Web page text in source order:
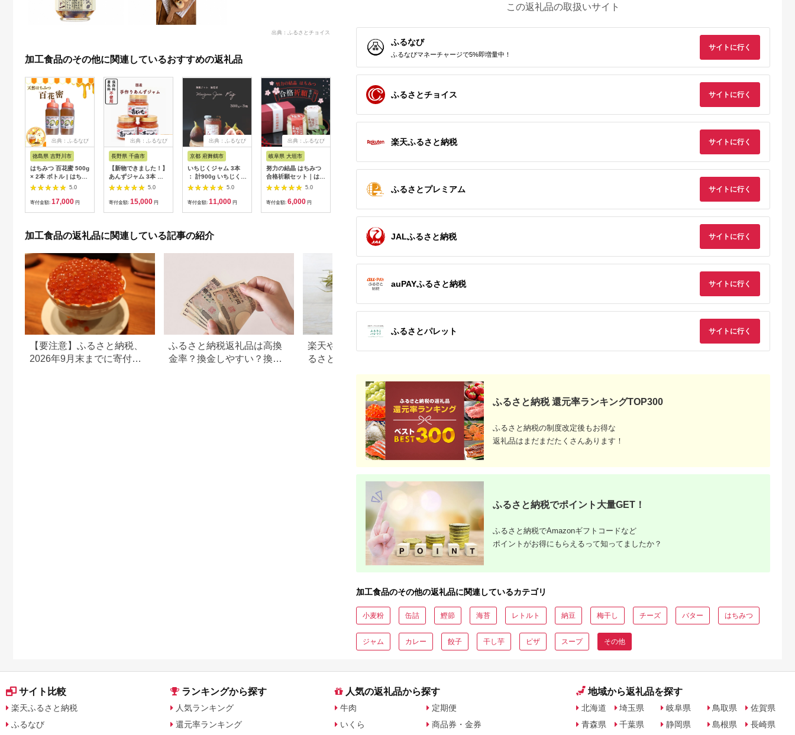
出典：ふるさとチョイス
加工食品のその他に関連しているおすすめの返礼品
出典：ふるなび
徳島県 吉野川市
はちみつ 百花蜜 500g
× 2本 ボトル | はちみ
つ
5.0
寄付金額: 17,000 円
出典：ふるなび
長野県 千曲市
【新物できました！】
あんずジャム 3本 あ
んずの里の「手づくり
杏じゃむ」|ジャム
5.0
寄付金額: 15,000 円
出典：ふるなび
京都 府舞鶴市
いちじくジャム 3本
： 計900g いちじく
ジャム
5.0
寄付金額: 11,000 円
出典：ふるなび
岐阜県 大垣市
努力の結晶 はちみつ
合格祈願セット｜はち
みつ
5.0
寄付金額: 6,000 円
出典：ふるなび
玉東町の自然に育まれ
【ハニーローザ】【イ
チゴ(ゆうべに)】コン
《60日以内に出荷予
定(土日祝除く)》熊本
県玉名郡玉東町 ぷら
っとぎょくとう
出典：ふるなび
鶴居村 鶴居蜂蜜 200
域の美しい村で取れた
蜂蜜（はちみつ ハチ
無加工 無添加 加熱無
し 納税 ふるなび ）
【無添加】和歌山産
【1489742】
はちみつ セット 2種
ハチミツ
出典：ふるなび
【スティックはちみ
2.5g×100本入 | はち
12,000円
鹿児島県 霧島市
K-126-B ＜数量限定
＞霧島産百花蜜
＜無添加 非加熱 着色
料・保存料不使用＞
純粋ハチミツ 100%
然【冨吉養蜂】霧島
はちみつ 蜂蜜 ハニー
純粋 純国産
寄付金額:12,000
加工食品の返礼品に関連している記事の紹介
【要注意】ふるさと納税、
2026年9月末までに寄付し
ふるさと納税返礼品は高換
金率？換金しやすい？換金
楽天やふるなびで人気！ふ
るさと納税「3,000円」の返
この返礼品の取扱いサイト
ふるなび
ふるなびマネーチャージで5%即増量中！
サイトに行く
ふるさとチョイス サイトに行く
楽天ふるさと納税 サイトに行く
ふるさとプレミアム サイトに行く
JALふるさと納税 サイトに行く
auPAYふるさと納税 サイトに行く
ふるさとパレット サイトに行く
ふるさと納税 還元率ランキングTOP300
ふるさと納税の制度改定後もお得な
返礼品はまだまだたくさんあります！
ふるさと納税でポイント大量GET！
ふるさと納税でAmazonギフトコードなど
ポイントがお得にもらえるって知ってましたか？
加工食品のその他の返礼品に関連しているカテゴリ
小麦粉 缶詰 鰹節 海苔 レトルト 納豆 梅干し チーズ バター はちみつ
ジャム カレー 餃子 干し芋 ピザ スープ その他
サイト比較
楽天ふるさと納税
ふるなび
ランキングから探す
人気ランキング
還元率ランキング
人気の返礼品から探す
牛肉
いくら
定期便
商品券・金券
地域から返礼品を探す
北海道
青森県
埼玉県
千葉県
岐阜県
静岡県
鳥取県
島根県
佐賀県
長崎県